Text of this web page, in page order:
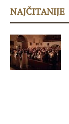
NAJČITANIJE